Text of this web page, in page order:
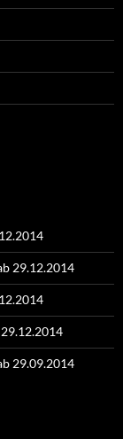
29.12.2014
29.09.2014